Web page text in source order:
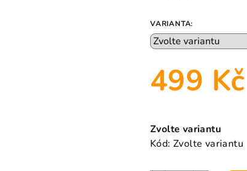
VARIANTA:
499 Kč
cena:
Zvolte variantu
Kód: Zvolte variantu